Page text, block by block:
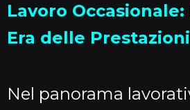
Lavoro Occasionale:
Era delle Prestazioni
Nel panorama